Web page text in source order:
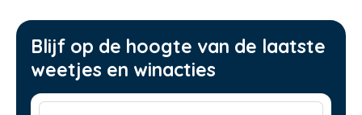
Blijf op de hoogte van de laatste
weetjes en winacties
Voornaam